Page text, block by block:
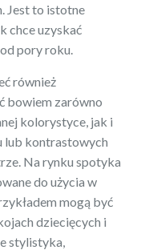
Jest to istotne
chce uzyskać
pory roku.
również
bowiem zarówno
kolorystyce, jak i
lub kontrastowych
Na rynku spotyka
do użycia w
mogą być
dziecięcych i
stylistyka,